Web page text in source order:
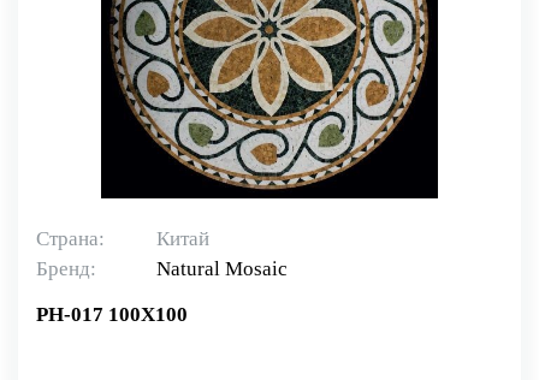
Страна:
Китай
Бренд:
Natural Mosaiс
PH-017 100X100